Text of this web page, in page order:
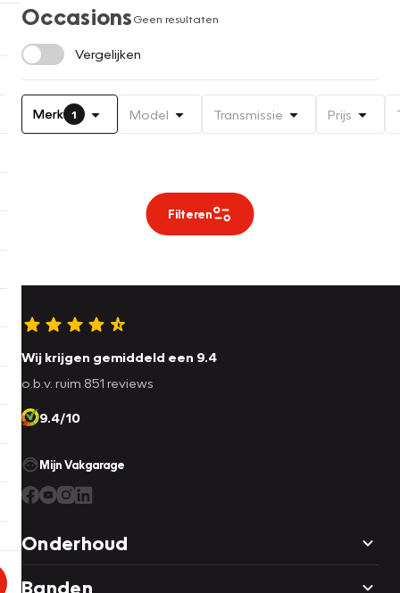
OccasionsGeen resultaten
Vergelijken
Merk 1 Model Transmissie Prijs
Filteren
Wij krijgen gemiddeld een 9.4
o.b.v. ruim 851 reviews
9.4/10
Mijn Vakgarage
Onderhoud
Banden